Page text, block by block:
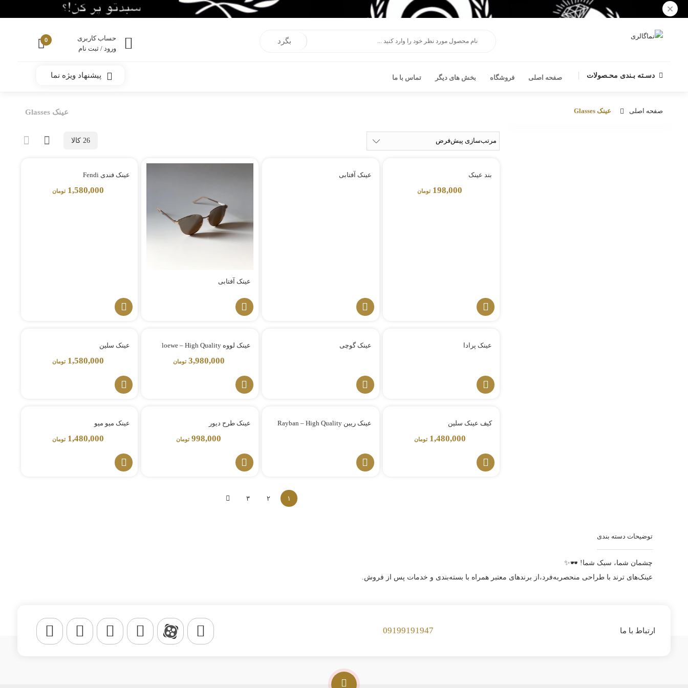
×
بگرد 0
حساب کاربری
ورود / ثبت نام
دسـته بـندی محـصولات صفحه اصلی فروشگاه بخش های دیگر تماس با ما پیشنهاد ویژه نما
عینک Glasses صفحه اصلی عینک Glasses
26 کالا
بند عینک
198,000 تومان
عینک آفتابی
عینک آفتابی
عینک فندی Fendi
1,580,000 تومان
عینک پرادا عینک گوچی عینک لووه loewe – High Quality
3,980,000 تومان
عینک سلین
1,580,000 تومان
کیف عینک سلین
1,480,000 تومان
عینک ریبن Rayban – High Quality عینک طرح دیور
998,000 تومان
عینک میو میو
1,480,000 تومان
۱ ۲ ۳
چشمان شما، سبک شما! 🕶✨
عینک‌های ترند با طراحی منحصربه‌فرد،از برندهای معتبر همراه با بسته‌بندی و خدمات پس از فروش.
ارتباط با ما 09199191947